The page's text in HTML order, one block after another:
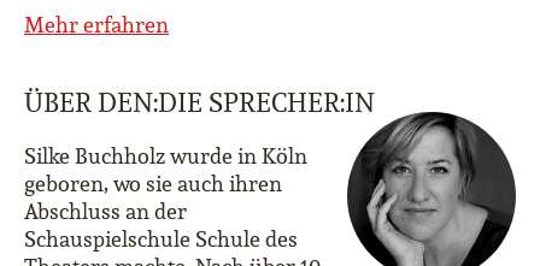
Mehr erfahren
ÜBER DEN:DIE SPRECHER:IN
Silke Buchholz wurde in Köln
geboren, wo sie auch ihren
Abschluss an der
Schauspielschule Schule des